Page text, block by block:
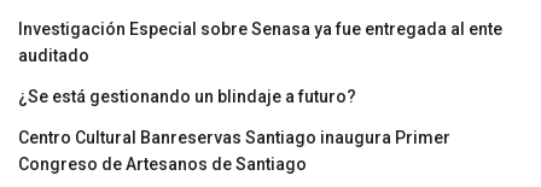
Investigación Especial sobre Senasa ya fue entregada al ente
auditado
¿Se está gestionando un blindaje a futuro?
Centro Cultural Banreservas Santiago inaugura Primer
Congreso de Artesanos de Santiago